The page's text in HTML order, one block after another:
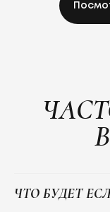
ЧТО БУДЕТ